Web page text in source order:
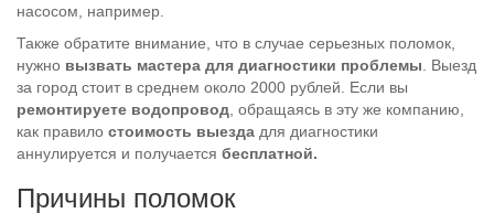
насосом, например.
Также обратите внимание, что в случае серьезных поломок,
нужно вызвать мастера для диагностики проблемы . Выезд
за город стоит в среднем около 2000 рублей. Если вы
ремонтируете водопровод , обращаясь в эту же компанию,
как правило стоимость выезда для диагностики
аннулируется и получается бесплатной.
Причины поломок